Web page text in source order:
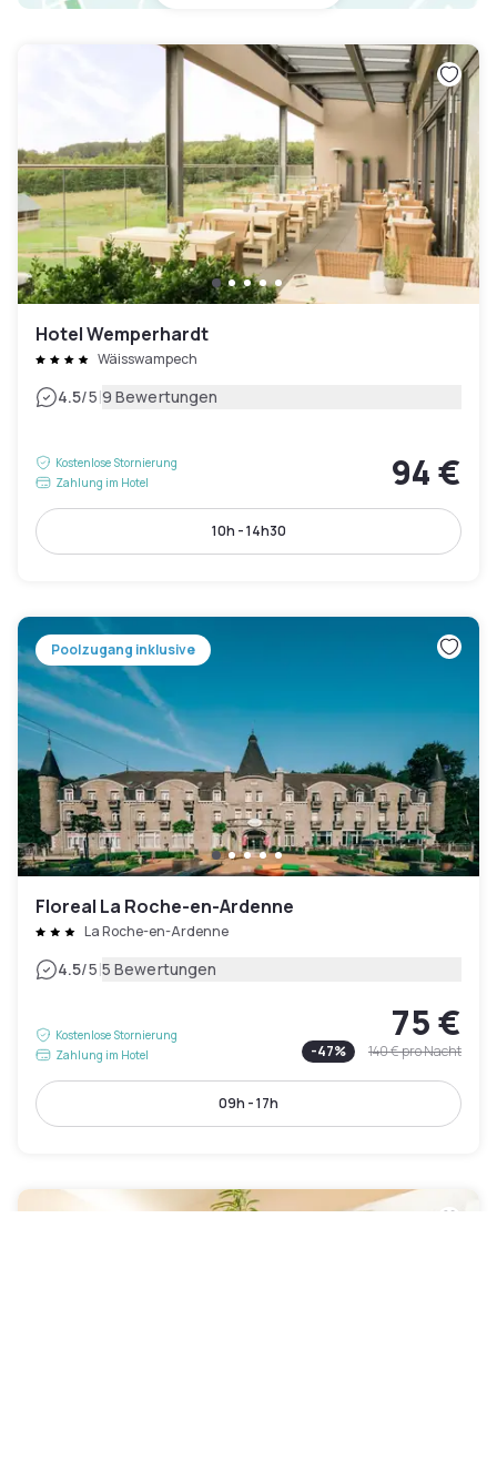
Hotel Wemperhardt
Wäisswampech
4.5/5|9 Bewertungen
Kostenlose Stornierung
Zahlung im Hotel
94 €
10h - 14h30
Poolzugang inklusive
Floreal La Roche-en-Ardenne
La Roche-en-Ardenne
4.5/5|5 Bewertungen
Kostenlose Stornierung
Zahlung im Hotel
75 €
-47% 140 €pro Nacht
09h - 17h